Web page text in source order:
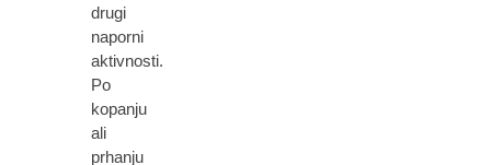
drugi
naporni
aktivnosti.
Po
kopanju
ali
prhanju